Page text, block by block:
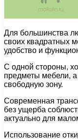
Для большинства
своих квадратных
удобство и
С одной стороны,
предметы мебели,
свободную зону.
Современная
без ущерба
актуально для
Использование